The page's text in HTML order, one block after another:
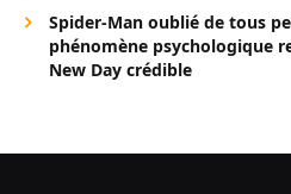
Spider-Man oublié de tous
phénomène psychologique
New Day crédible